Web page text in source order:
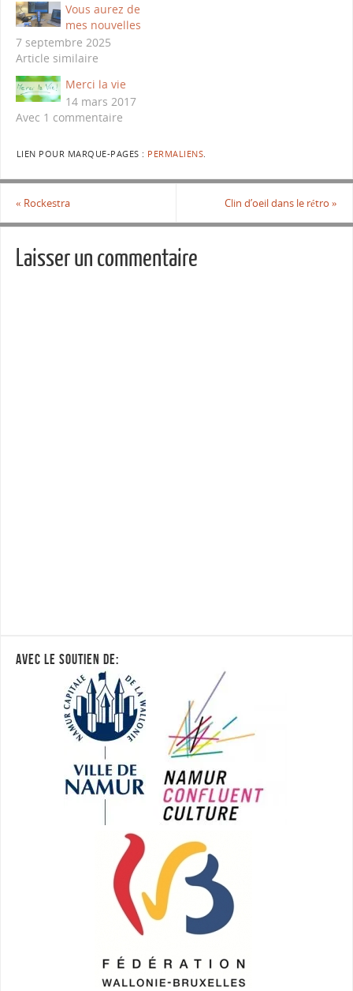
Vous aurez de
mes nouvelles
7 septembre 2025
Article similaire
Merci la vie
14 mars 2017
Avec 1 commentaire
LIEN POUR MARQUE-PAGES : PERMALIENS.
« Rockestra Clin d’oeil dans le rétro»
Laisser un commentaire
AVEC LE SOUTIEN DE: